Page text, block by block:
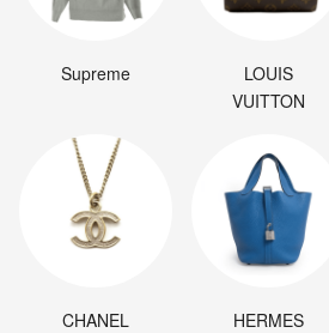
Supreme
LOUIS
VUITTON
CHANEL HERMES